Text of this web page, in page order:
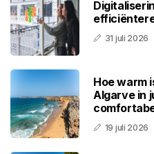
31 juli 2026
Hoe warm
Algarve in
19 juli 2026